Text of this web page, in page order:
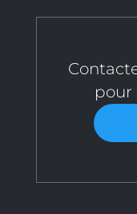
pour